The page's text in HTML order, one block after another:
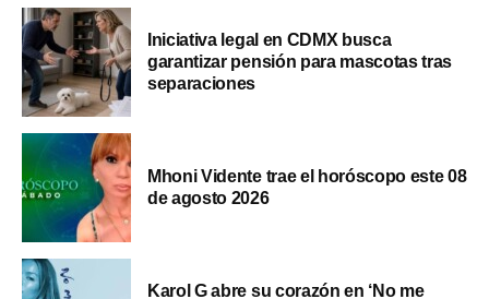
Iniciativa legal en CDMX busca
garantizar pensión para mascotas tras
separaciones
Mhoni Vidente trae el horóscopo este 08
de agosto 2026
Karol G abre su corazón en ‘No me